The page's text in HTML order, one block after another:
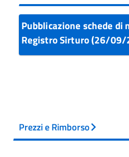
Pubblicazione schede di
Registro Sirturo (26/
Prezzi e Rimborso